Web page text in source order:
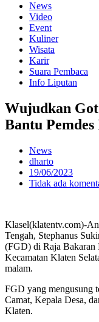
News
Video
Event
Kuliner
Wisata
Karir
Suara Pembaca
Info Liputan
Wujudkan
Bantu
News
dharto
19/06/2023
Tidak ada
Klasel(klatentv.com)-
Tengah, Stephanus
(FGD) di Raja Bakaran
Kecamatan Klaten
malam.
FGD yang mengusung
Camat, Kepala Desa,
Klaten.